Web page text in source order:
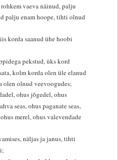
vaeva näinud, palju
palju enam hoope, tihti olnud
korda saanud ühe hoobi
pekstud, üks kord
kolm korda olen üle elanud
olen olnud veevoogudes;
ohus jõgedel, ohus
seas, ohus paganate seas,
merel, ohus valevendade
näljas ja janus, tihti